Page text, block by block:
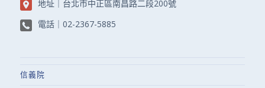
地址｜ 台北市中正區南昌路二段200號
電話｜ 02-2367-5885
信義院